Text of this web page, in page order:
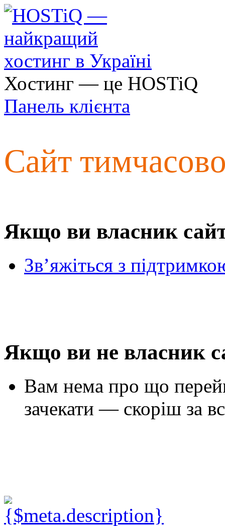
Хостинг — це HOSTiQ
Панель клієнта
Сайт
Якщо ви власник
Зв’яжіться з
Якщо ви не власник
Вам нема про що
зачекати — скоріш за